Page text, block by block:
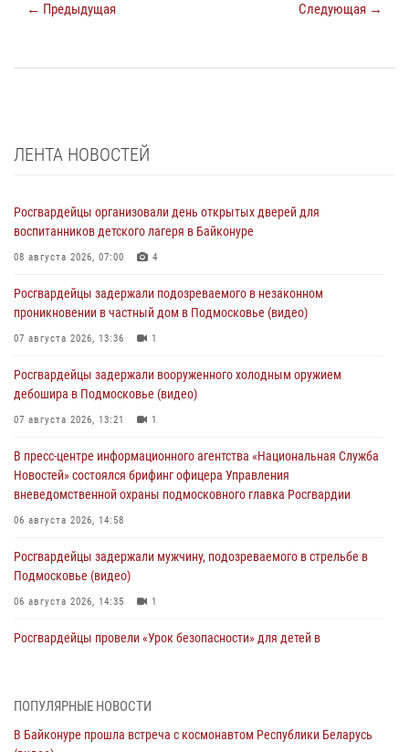
← Предыдущая Следующая →
ЛЕНТА НОВОСТЕЙ
Росгвардейцы организовали день открытых дверей для
воспитанников детского лагеря в Байконуре
08 августа 2026, 07:00 4
Росгвардейцы задержали подозреваемого в незаконном
проникновении в частный дом в Подмосковье (видео)
07 августа 2026, 13:36 1
Росгвардейцы задержали вооруженного холодным оружием
дебошира в Подмосковье (видео)
07 августа 2026, 13:21 1
В пресс-центре информационного агентства «Национальная Служба
Новостей» состоялся брифинг офицера Управления
вневедомственной охраны подмосковного главка Росгвардии
06 августа 2026, 14:58
Росгвардейцы задержали мужчину, подозреваемого в стрельбе в
Подмосковье (видео)
06 августа 2026, 14:35 1
Росгвардейцы провели «Урок безопасности» для детей в
подозреваемые в организации незаконной миграции и
ПОПУЛЯРНЫЕ НОВОСТИ
В Байконуре прошла встреча с космонавтом Республики Беларусь